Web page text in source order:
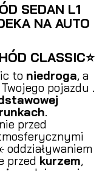
SEDAN L1
NA AUTO
CLASSIC⭐
to niedroga, a
pojazdu .
.
przed
oddziaływaniem
przed kurzem,